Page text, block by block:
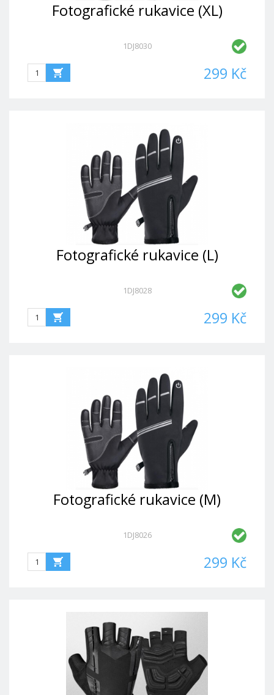
Fotografické rukavice (XL)
1DJ8030
299 Kč
Fotografické rukavice (L)
1DJ8028
299 Kč
Fotografické rukavice (M)
1DJ8026
299 Kč